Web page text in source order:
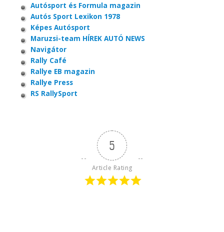
Autósport és Formula magazin
Autós Sport Lexikon 1978
Képes Autósport
Maruzsi-team HÍREK AUTÓ NEWS
Navigátor
Rally Café
Rallye EB magazin
Rallye Press
RS RallySport
5
Article Rating